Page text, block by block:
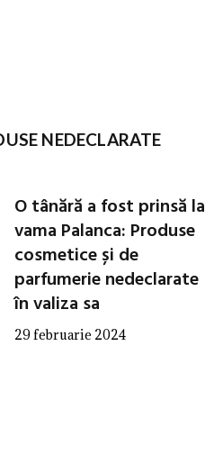
NEDECLARATE
O tânără a fost prinsă la
vama Palanca: Produse
cosmetice și de
parfumerie nedeclarate
în valiza sa
29 februarie 2024